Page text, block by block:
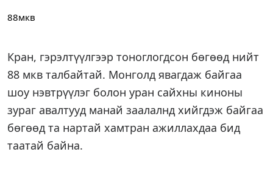
88мкв
Кран, гэрэлтүүлгээр тоноглогдсон бөгөөд нийт
88 мкв талбайтай. Монголд явагдаж байгаа
шоу нэвтрүүлэг болон уран сайхны киноны
зураг авалтууд манай заалалнд хийгдэж байгаа
бөгөөд та нартай хамтран ажиллахдаа бид
таатай байна.